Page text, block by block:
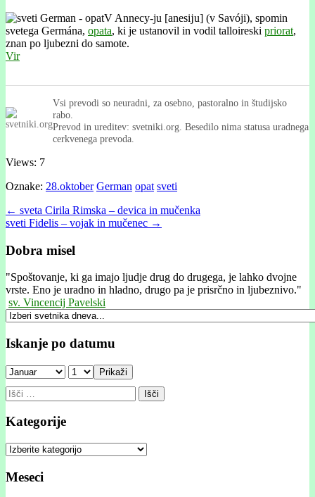
V Annecy-ju [anesĳu] (v Savóji), spomin
svetega Germána, opata, ki je ustanovil in vodil talloireski priorat,
znan po ljubezni do samote.
Vir
Vsi prevodi so neuradni, za osebno, pastoralno in študijsko
rabo.
Prevod in ureditev: svetniki.org. Besedilo nima statusa uradnega
cerkvenega prevoda.
Views: 7
Oznake: 28.oktober German opat sveti
Post
navigation
← sveta Cirila Rimska – devica in mučenka
sveti Fidelis – vojak in mučenec →
Dobra misel
"Spoštovanje, ki ga imajo ljudje drug do drugega, je lahko dvojne
vrste. Eno je uradno in hladno, drugo pa je prisrčno in ljubeznivo."
sv. Vincencij Pavelski
Iskanje po datumu
Prikaži
Išči:
Kategorije
Kategorije
Meseci